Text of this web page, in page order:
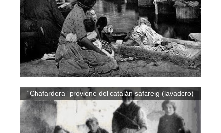
“Chafardera” proviene del catalán safareig (lavadero)